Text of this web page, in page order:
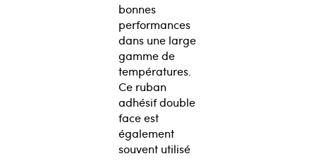
bonnes
performances
dans une large
gamme de
températures.
Ce ruban
adhésif double
face est
également
souvent utilisé